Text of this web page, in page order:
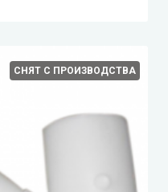
СНЯТ С ПРОИЗВОДСТВА